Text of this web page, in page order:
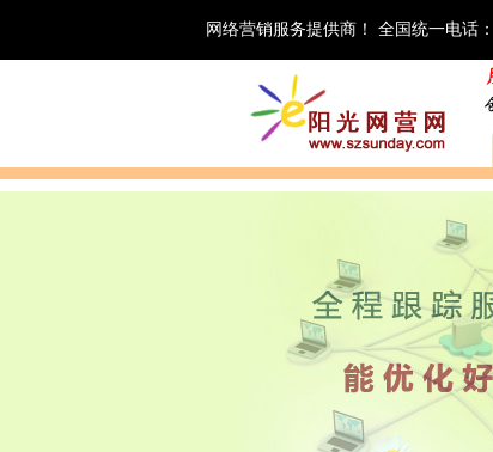
网络营销服务提供商！ 全国统一电话：